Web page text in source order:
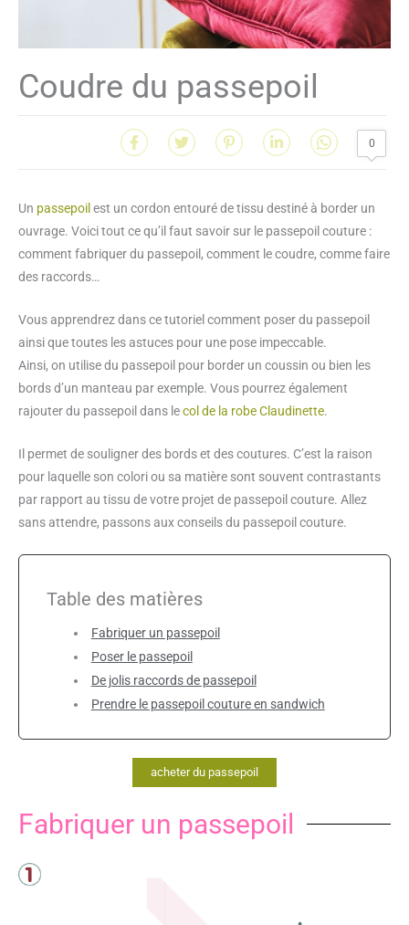
Coudre du passepoil
0
Un passepoil est un cordon entouré de tissu destiné à border un
ouvrage. Voici tout ce qu’il faut savoir sur le passepoil couture :
comment fabriquer du passepoil, comment le coudre, comme faire
des raccords…
Vous apprendrez dans ce tutoriel comment poser du passepoil
ainsi que toutes les astuces pour une pose impeccable.
Ainsi, on utilise du passepoil pour border un coussin ou bien les
bords d’un manteau par exemple. Vous pourrez également
rajouter du passepoil dans lecol de la robe Claudinette.
Il permet de souligner des bords et des coutures. C’est la raison
pour laquelle son colori ou sa matière sont souvent contrastants
par rapport au tissu de votre projet de passepoil couture. Allez
sans attendre, passons aux conseils du passepoil couture.
Table des matières
Fabriquer un passepoil
Poser le passepoil
De jolis raccords de passepoil
Prendre le passepoil couture en sandwich
acheter du passepoil
Fabriquer un passepoil